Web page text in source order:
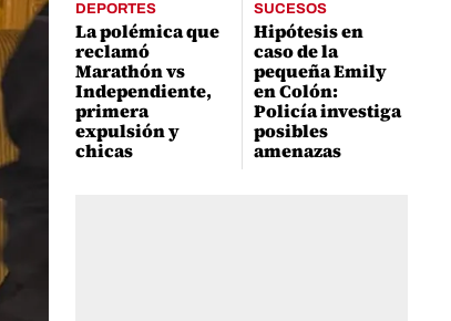
DEPORTES
La polémica que
reclamó
Marathón vs
Independiente,
primera
expulsión y
chicas
SUCESOS
Hipótesis en
caso de la
pequeña Emily
en Colón:
Policía investiga
posibles
amenazas